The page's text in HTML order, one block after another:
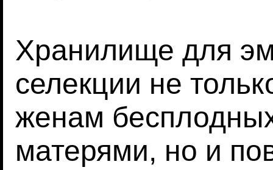
Хранилище для
селекции не
женам
матерями, но и